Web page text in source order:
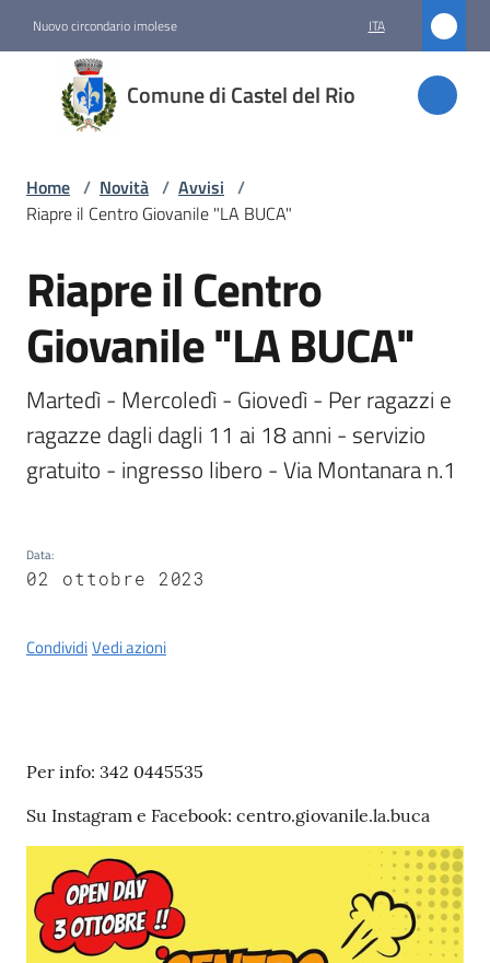
Nuovo circondario imolese ITA
Comune di Castel del Rio
Comune
di
Castel
Amministrazione
Novità
Menu selezionato
Servizi
Vivere
Rio
Tutti
gli
argomenti
Home / Novità / Avvisi /
Riapre il Centro Giovanile "LA BUCA"
Salta al contenuto
Riapre il Centro
Giovanile "LA BUCA"
Martedì - Mercoledì - Giovedì - Per ragazzi e
ragazze dagli dagli 11 ai 18 anni - servizio
gratuito - ingresso libero - Via Montanara n.1
Data:
02 ottobre 2023
CondividiVedi azioni
Contenuto
Per info: 342 0445535
Su Instagram e Facebook: centro.giovanile.la.buca